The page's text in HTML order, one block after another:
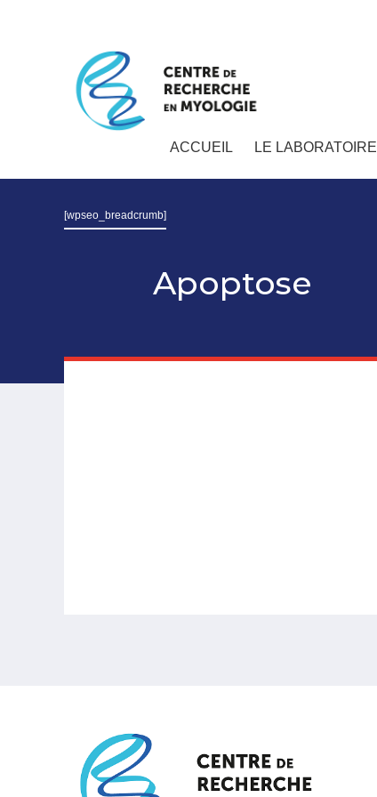
ACCUEIL LE LABORATOIRE
[wpseo_breadcrumb]
Apoptose